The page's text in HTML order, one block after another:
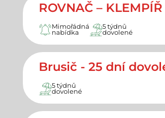
ROVNAČ – KLEMPÍŘ
Mimořádná
nabídka
5 týdnů
dovolené
Brusič - 25 dní
5 týdnů
dovolené